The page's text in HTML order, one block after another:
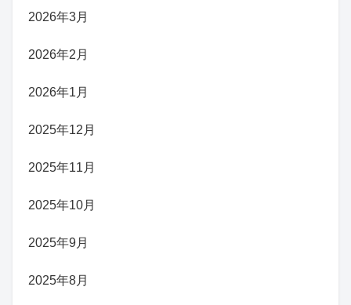
2026年3月
2026年2月
2026年1月
2025年12月
2025年11月
2025年10月
2025年9月
2025年8月